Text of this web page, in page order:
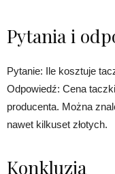
Pytania i
Pytanie: Ile kosztuje
Odpowiedź: Cena
producenta. Można
nawet kilkuset złotych.
Konkluzja